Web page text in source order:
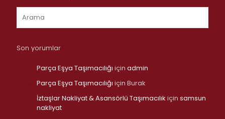
Son yorumlar
Parça Eşya Taşımacılığı için admin
Parça Eşya Taşımacılığı için Burak
İztaşlar Nakliyat & Asansörlü Taşımacılık için samsun
nakliyat